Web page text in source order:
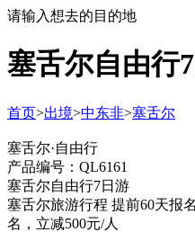
请输入想去的目的地
塞舌尔自由行
首页>出境>中东非>塞舌尔
塞舌尔·自由行
产品编号：QL6161
塞舌尔自由行7日游
塞舌尔旅游行程 提前60天报
名，立减500元/人